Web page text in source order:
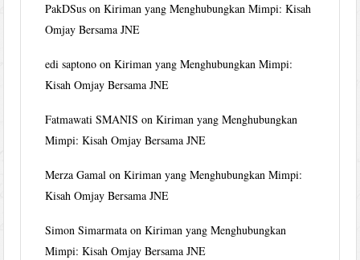
PakDSus onKiriman yang Menghubungkan Mimpi: Kisah
Omjay Bersama JNE
edi saptono onKiriman yang Menghubungkan Mimpi:
Kisah Omjay Bersama JNE
Fatmawati SMANIS onKiriman yang Menghubungkan
Mimpi: Kisah Omjay Bersama JNE
Merza Gamal onKiriman yang Menghubungkan Mimpi:
Kisah Omjay Bersama JNE
Simon Simarmata onKiriman yang Menghubungkan
Mimpi: Kisah Omjay Bersama JNE